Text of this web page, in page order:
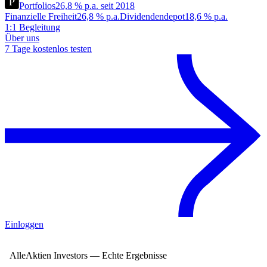
Portfolios26,8 % p.a. seit 2018
Finanzielle Freiheit26,8 % p.a.Dividendendepot18,6 % p.a.
1:1 Begleitung
Über uns
7 Tage kostenlos testen
Einloggen
AlleAktien Investors — Echte Ergebnisse